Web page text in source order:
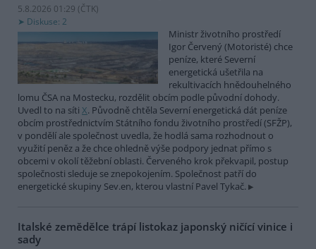
5.8.2026 01:29 (ČTK)
Diskuse: 2
Ministr životního prostředí
Igor Červený (Motoristé) chce
peníze, které Severní
energetická ušetřila na
rekultivacích hnědouhelného
lomu ČSA na Mostecku, rozdělit obcím podle původní dohody.
Uvedl to na síti X. Původně chtěla Severní energetická dát peníze
obcím prostřednictvím Státního fondu životního prostředí (SFŽP),
v pondělí ale společnost uvedla, že hodlá sama rozhodnout o
využití peněz a že chce ohledně výše podpory jednat přímo s
obcemi v okolí těžební oblasti. Červeného krok překvapil, postup
společnosti sleduje se znepokojením. Společnost patří do
energetické skupiny Sev.en, kterou vlastní Pavel Tykač.
Italské zemědělce trápí listokaz japonský ničící vinice i
sady